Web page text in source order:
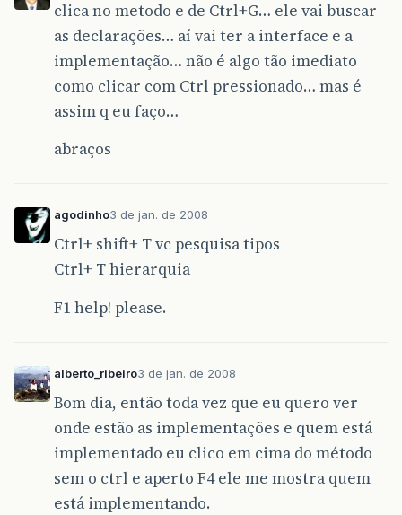
clica no metodo e de Ctrl+G… ele vai buscar
as declarações… aí vai ter a interface e a
implementação… não é algo tão imediato
como clicar com Ctrl pressionado… mas é
assim q eu faço…
abraços
agodinho3 de jan. de 2008
Ctrl+ shift+ T vc pesquisa tipos
Ctrl+ T hierarquia
F1 help! please.
alberto_ribeiro3 de jan. de 2008
Bom dia, então toda vez que eu quero ver
onde estão as implementações e quem está
implementado eu clico em cima do método
sem o ctrl e aperto F4 ele me mostra quem
está implementando.